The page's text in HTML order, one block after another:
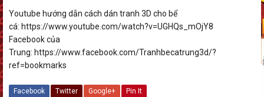
Youtube hướng dẫn cách dán tranh 3D cho bể
cá: https://www.youtube.com/watch?v=UGHQs_mOjY8
Facebook của
Trung: https://www.facebook.com/Tranhbecatrung3d/?
ref=bookmarks
Facebook Twitter Google+ Pin It